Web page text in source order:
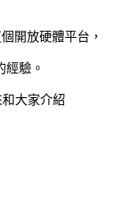
開放硬體平台，
經驗。
和大家介紹